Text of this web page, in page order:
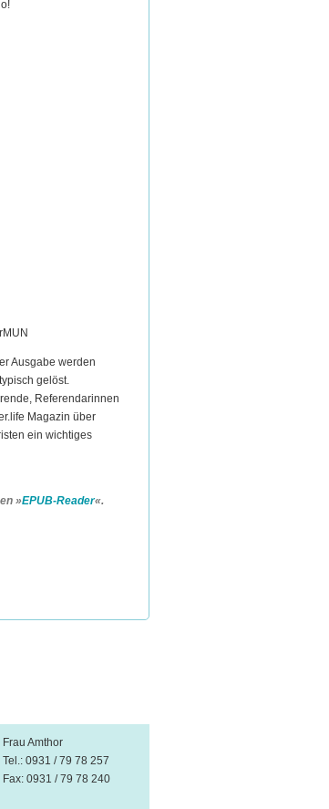
Ausgabe werden
gelöst.
Referendarinnen
Magazin über
ein wichtiges
»EPUB-Reader«.
Frau Amthor
Tel.: 0931 / 79 78 257
Fax: 0931 / 79 78 240